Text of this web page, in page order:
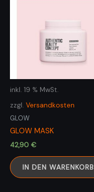
inkl. 19 % MwSt.
zzgl. Versandkosten
GLOW
GLOW MASK
42,90 €
IN DEN WARENKORB